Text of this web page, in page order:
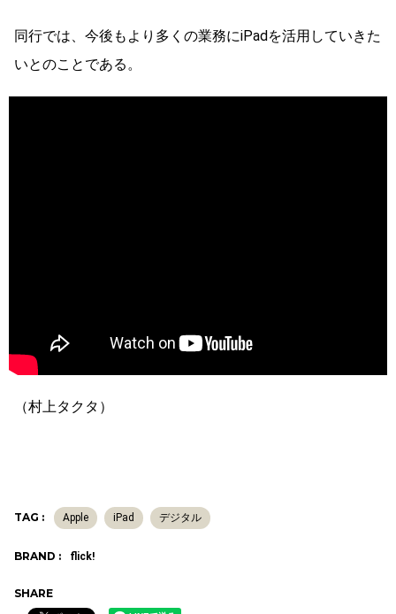
同行では、今後もより多くの業務にiPadを活用していきた
いとのことである。
（村上タクタ）
TAG : Apple iPad デジタル
BRAND : flick!
SHARE